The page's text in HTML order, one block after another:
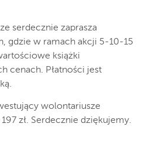
serdecznie zaprasza
gdzie w ramach akcji 5-10-15
książki
cenach. Płatności jest
wolontariusze
zł. Serdecznie dziękujemy.